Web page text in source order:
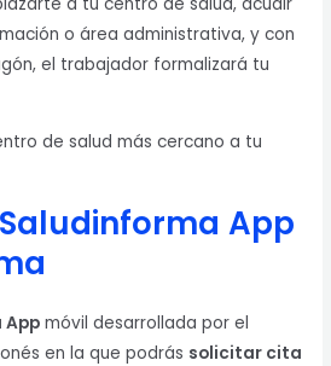
o área administrativa, y con
el trabajador formalizará tu
de salud más cercano a tu
App
App móvil desarrollada por el
en la que podrás solicitar cita